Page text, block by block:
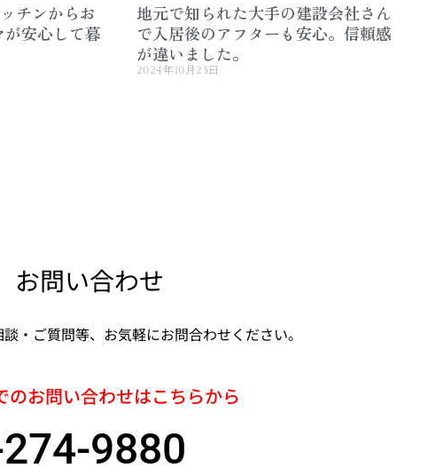
チンからお
安心して暮
地元で知られた大手の建設会社さん
で入居後のアフターも安心。信頼感
が違いました。
2024年10月25日
お問い合わせ
・ご質問等、お気軽にお問合わせください。
のお問い合わせはこちらから
9880